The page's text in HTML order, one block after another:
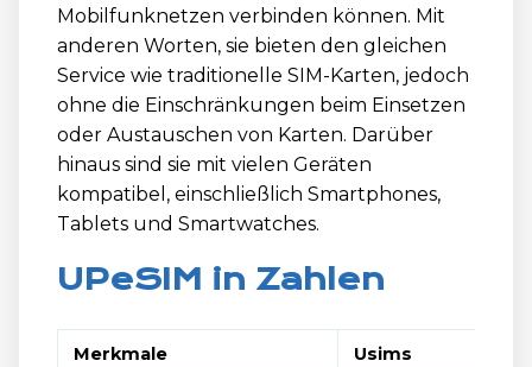
Mobilfunknetzen verbinden können. Mit
anderen Worten, sie bieten den gleichen
Service wie traditionelle SIM-Karten, jedoch
ohne die Einschränkungen beim Einsetzen
oder Austauschen von Karten. Darüber
hinaus sind sie mit vielen Geräten
kompatibel, einschließlich Smartphones,
Tablets und Smartwatches.
UPeSIM in Zahlen
Merkmale Usims